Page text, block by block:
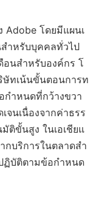
Adobe โดยมีแผนเ
ำหรับบุคคลทั่วไป
อนสำหรับองค์กร โ
ษัทเน้นขั้นตอนการท
กำหนดที่กว้างขวา
จนเนื่องจากค่าธรร
ติขั้นสูง ในเอเชียแ
บริการในตลาดสำ
ฏิบัติตามข้อกำหนด